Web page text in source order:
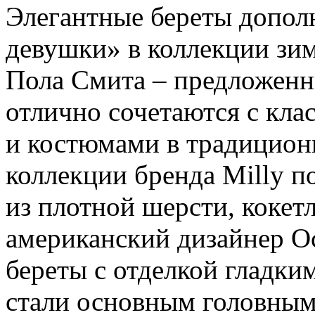
Элегантные береты
девушки» в коллекции
Пола Смита –
отлично сочетаются с
и костюмами в
коллекции бренда Milly
из плотной шерсти,
американский дизайнер
береты с отделкой
стали основным